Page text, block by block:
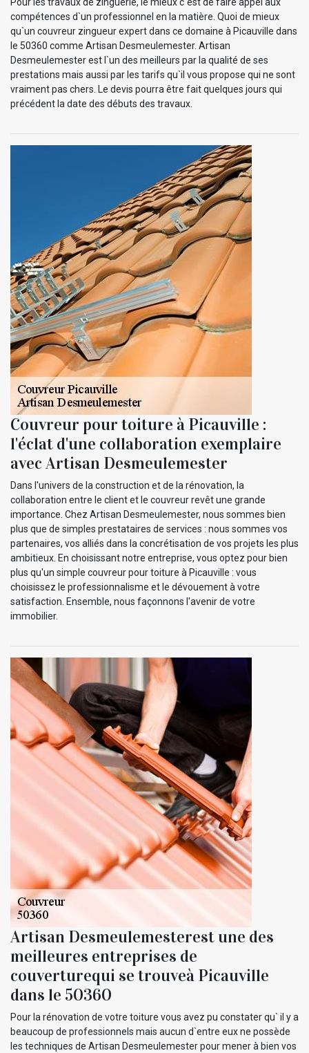
compétences d`un professionnel en la matière. Quoi de mieux
qu`un couvreur zingueur expert dans ce domaine à Picauville dans
le 50360 comme Artisan Desmeulemester. Artisan
Desmeulemester est l`un des meilleurs par la qualité de ses
prestations mais aussi par les tarifs qu`il vous propose qui ne sont
vraiment pas chers. Le devis pourra être fait quelques jours qui
précédent la date des débuts des travaux.
Couvreur pour toiture à Picauville :
l'éclat d'une collaboration exemplaire
avec Artisan Desmeulemester
Dans l'univers de la construction et de la rénovation, la
collaboration entre le client et le couvreur revêt une grande
importance. Chez Artisan Desmeulemester, nous sommes bien
plus que de simples prestataires de services : nous sommes vos
partenaires, vos alliés dans la concrétisation de vos projets les plus
ambitieux. En choisissant notre entreprise, vous optez pour bien
plus qu'un simple couvreur pour toiture à Picauville : vous
choisissez le professionnalisme et le dévouement à votre
satisfaction. Ensemble, nous façonnons l'avenir de votre
immobilier.
Artisan Desmeulemesterest une des
meilleures entreprises de
couverturequi se trouveà Picauville
dans le 50360
Pour la rénovation de votre toiture vous avez pu constater qu` il y a
beaucoup de professionnels mais aucun d`entre eux ne possède
les techniques de Artisan Desmeulemester pour mener à bien vos